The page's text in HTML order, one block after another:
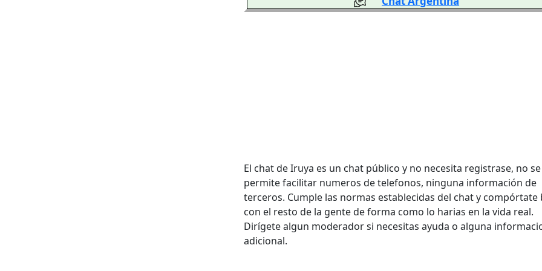
El chat de Iruya es un chat público y no necesita registrase, no se
permite facilitar numeros de telefonos, ninguna información de
terceros. Cumple las normas establecidas del chat y compórtate
con el resto de la gente de forma como lo harias en la vida real.
Dirígete algun moderador si necesitas ayuda o alguna
adicional.